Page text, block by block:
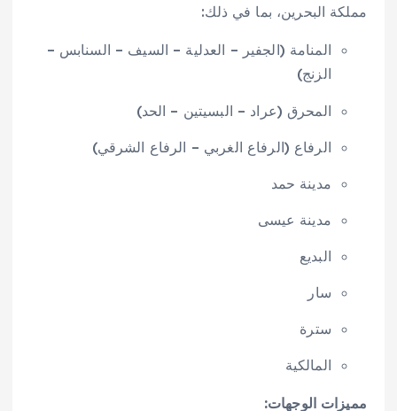
مملكة البحرين، بما في ذلك:
المنامة (الجفير – العدلية – السيف – السنابس –
الزنج)
المحرق (عراد – البسيتين – الحد)
الرفاع (الرفاع الغربي – الرفاع الشرقي)
مدينة حمد
مدينة عيسى
البديع
سار
سترة
المالكية
مميزات الوجهات: